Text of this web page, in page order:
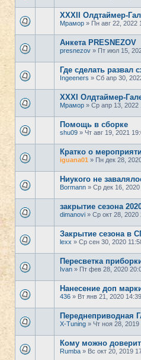
XXXII Олдтаймер-
Мрамор » Пн авг 22, 2022
Анкета PRESNEZOV
presnezov » Пт июл 15,
Где сделать развал
Ingeeners » Сб апр 30,
XXXI Олдтаймер-
Мрамор » Ср апр 13,
Помощь в сборке
shu09 » Чт авг 19, 2021
Кратко о
iguana01 » Пн дек 28,
Ниукого не
Bormann » Ср дек 16,
закрытие сезона
dimanovi » Ср окт 28,
Закрытие сезона в
lexx » Ср сен 30, 2020
Пересветка
Ivan » Пт фев 28, 2020
Нанесение доп
436 » Вт янв 21, 2020
Переднеприводная
X-Tuning » Чт ноя 28,
Кому можно
Rumba » Вс окт 20, 2019